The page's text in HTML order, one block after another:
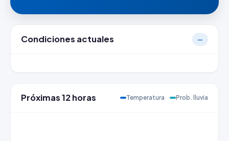
Condiciones actuales —
Próximas 12 horas Temperatura Prob. lluvia